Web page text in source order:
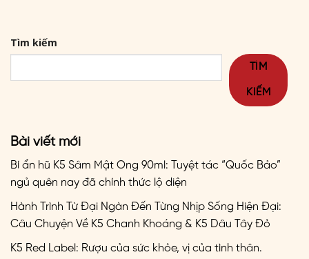
Tìm kiếm
TÌM
KIẾM
Bài viết mới
Bí ẩn hũ K5 Sâm Mật Ong 90ml: Tuyệt tác “Quốc Bảo”
ngủ quên nay đã chính thức lộ diện
Hành Trình Từ Đại Ngàn Đến Từng Nhịp Sống Hiện Đại:
Câu Chuyện Về K5 Chanh Khoáng & K5 Dâu Tây Đỏ
K5 Red Label: Rượu của sức khỏe, vị của tình thân.